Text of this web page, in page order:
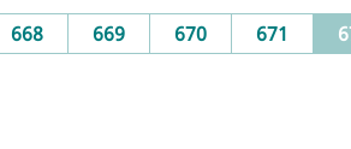
668 669 670 671